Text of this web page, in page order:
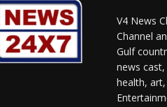
V4 News
Channel
Gulf
news
health,